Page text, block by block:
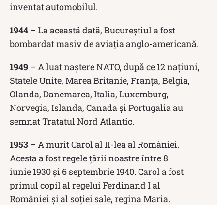
inventat automobilul.
1944 – La această dată, Bucureștiul a fost
bombardat masiv de aviația anglo-americană.
1949 – A luat naștere NATO, după ce 12 națiuni,
Statele Unite, Marea Britanie, Franța, Belgia,
Olanda, Danemarca, Italia, Luxemburg,
Norvegia, Islanda, Canada și Portugalia au
semnat Tratatul Nord Atlantic.
1953 – A murit Carol al II-lea al României.
Acesta a fost regele țării noastre între 8
iunie 1930 și 6 septembrie 1940. Carol a fost
primul copil al regelui Ferdinand I al
României și al soției sale, regina Maria.